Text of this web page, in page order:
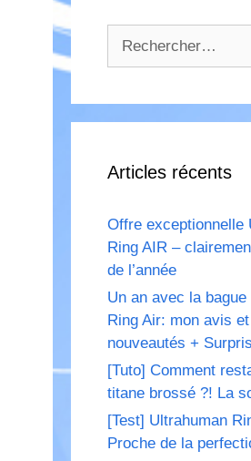
Articles récents
Offre exceptionnelle
Ring AIR –
de l’année
Un an avec la
Ring Air: mon avis
nouveautés +
[Tuto] Comment
titane brossé ?! La
[Test] Ultrahuman
Proche de la